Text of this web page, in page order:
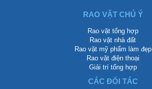
RAO VẶT CHÚ Ý
Rao vặt tổng hợp
Rao vặt nhà đất
Rao vặt mỹ phẩm làm đẹp
Rao vặt điện thoại
Giải trí tổng hợp
CÁC ĐỐI TÁC